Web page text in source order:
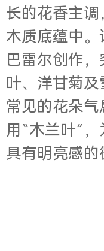
长的花香主调
木质底蕴中。
巴雷尔创作
叶、洋甘菊
常见的花朵
用“木兰叶”
具有明亮感的